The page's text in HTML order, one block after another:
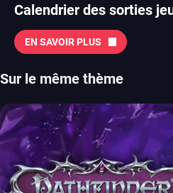
Calendrier des sorties
EN SAVOIR PLUS
Sur le même thème